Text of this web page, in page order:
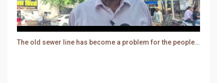
The old sewer line has become a problem for the people. Sewer water is entering people's houses.